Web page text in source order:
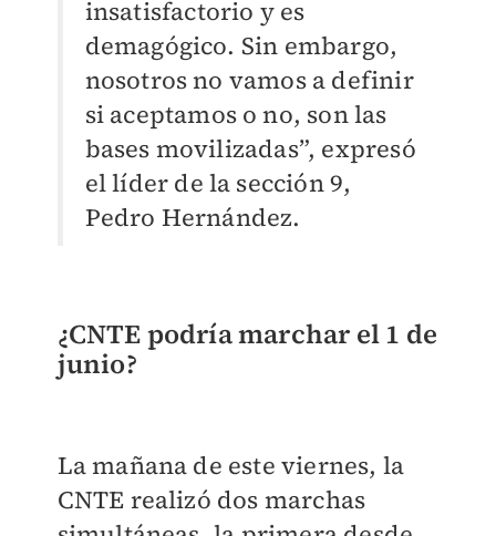
insatisfactorio y es
demagógico. Sin embargo,
nosotros no vamos a definir
si aceptamos o no, son las
bases movilizadas”, expresó
el líder de la sección 9,
Pedro Hernández.
¿CNTE podría marchar el 1 de
junio?
La mañana de este viernes, la
CNTE realizó dos marchas